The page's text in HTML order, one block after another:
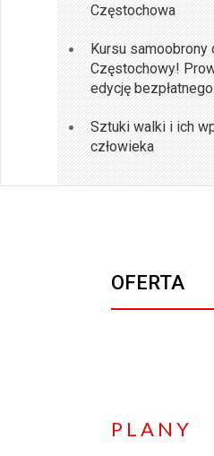
Częstochowa
Kursu samoobrony
Częstochowy!
edycję
Sztuki walki i ich
człowieka
OFERTA
PLANY